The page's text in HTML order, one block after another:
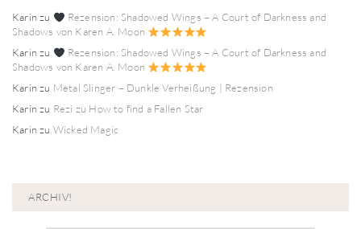
Karinzu
Rezension: Shadowed Wings – A Court of Darkness and
Shadows von Karen A. Moon
Karinzu
Rezension: Shadowed Wings – A Court of Darkness and
Shadows von Karen A. Moon
Karinzu Metal Slinger – Dunkle Verheißung | Rezension
Karinzu Rezi zu How to find a Fallen Star
Karinzu Wicked Magic
ARCHIV!